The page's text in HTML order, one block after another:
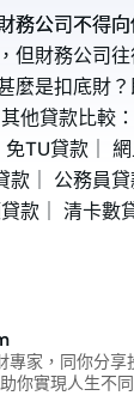
務公司不得
但財務公司往
麼是扣底財
TU貸款｜
｜ 公務員貸
款｜ 清卡數
務公司不得
但財務公司往
麼是扣底財
他貸款比較
TU貸款｜
｜ 公務員貸
款｜ 清卡數
專家，同你分享
你實現人生不